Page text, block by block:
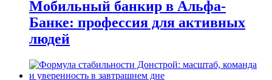
Мобильный банкир в Альфа-
Банке: профессия для активных
людей